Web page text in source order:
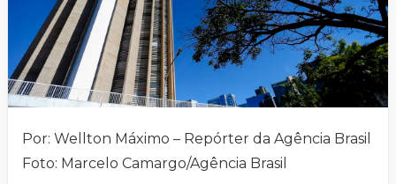
Por: Wellton Máximo – Repórter da Agência Brasil
Foto: Marcelo Camargo/Agência Brasil